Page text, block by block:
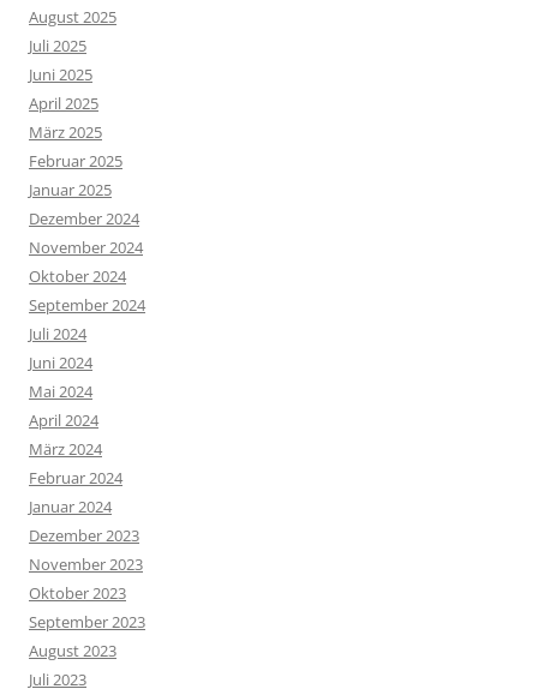
August 2025
Juli 2025
Juni 2025
April 2025
März 2025
Februar 2025
Januar 2025
Dezember 2024
November 2024
Oktober 2024
September 2024
Juli 2024
Juni 2024
Mai 2024
April 2024
März 2024
Februar 2024
Januar 2024
Dezember 2023
November 2023
Oktober 2023
September 2023
August 2023
Juli 2023